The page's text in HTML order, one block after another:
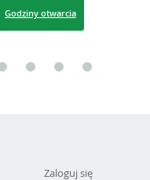
Godziny otwarcia
Zaloguj się